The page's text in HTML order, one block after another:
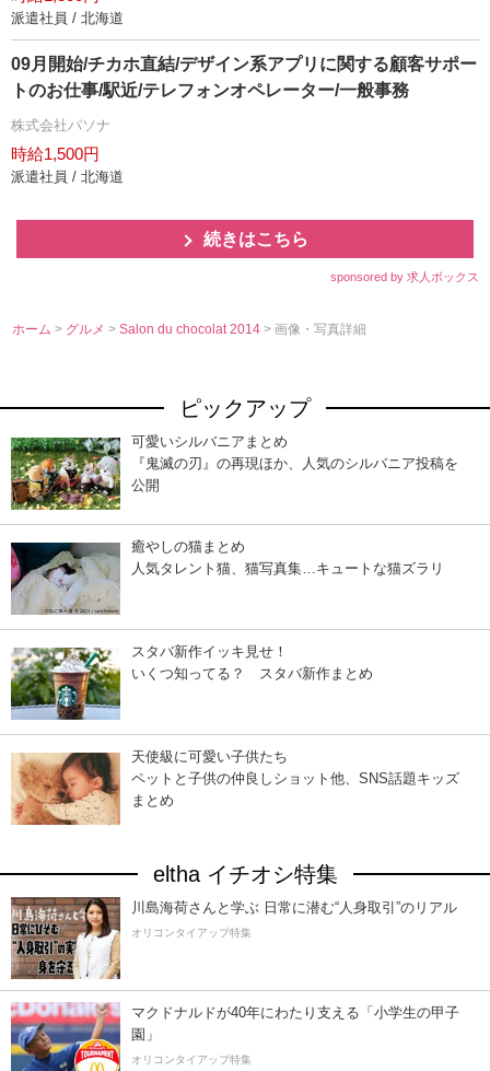
派遣社員 / 北海道
09月開始/チカホ直結/デザイン系アプリに関する顧客サポー
トのお仕事/駅近/テレフォンオペレーター/一般事務
株式会社パソナ
時給1,500円
派遣社員 / 北海道
続きはこちら
sponsored by 求人ボックス
ホーム > グルメ>Salon du chocolat 2014> 画像・写真詳細
ピックアップ
可愛いシルバニアまとめ
『鬼滅の刃』の再現ほか、人気のシルバニア投稿を
公開
癒やしの猫まとめ
人気タレント猫、猫写真集…キュートな猫ズラリ
スタバ新作イッキ見せ！
いくつ知ってる？ スタバ新作まとめ
天使級に可愛い子供たち
ペットと子供の仲良しショット他、SNS話題キッズ
まとめ
eltha イチオシ特集
川島海荷さんと学ぶ 日常に潜む“人身取引”のリアル
オリコンタイアップ特集
マクドナルドが40年にわたり支える「小学生の甲子
園」
オリコンタイアップ特集